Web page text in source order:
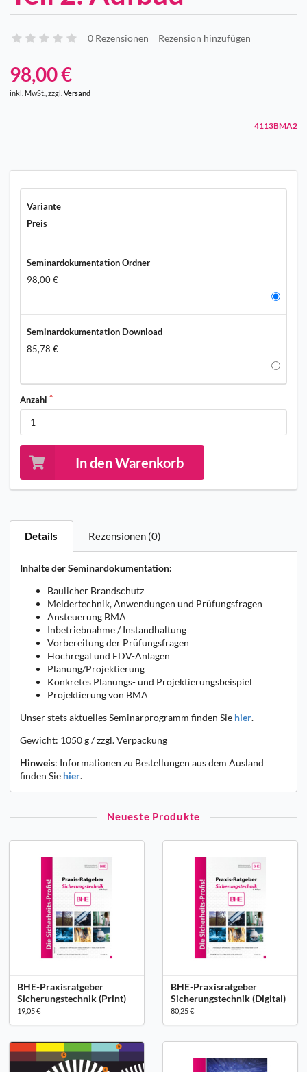
0 Rezensionen Rezension hinzufügen
98,00 €
inkl. MwSt., zzgl. Versand
4113BMA2
Variante
Preis
Seminardokumentation Ordner
98,00 €
Seminardokumentation Download
85,78 €
Anzahl
In den Warenkorb
Details Rezensionen (0)
Inhalte der Seminardokumentation:
Baulicher Brandschutz
Meldertechnik, Anwendungen und Prüfungsfragen
Ansteuerung BMA
Inbetriebnahme / Instandhaltung
Vorbereitung der Prüfungsfragen
Hochregal und EDV-Anlagen
Planung/Projektierung
Konkretes Planungs- und Projektierungsbeispiel
Projektierung von BMA
Unser stets aktuelles Seminarprogramm finden Sie hier.
Gewicht: 1050 g / zzgl. Verpackung
Hinweis: Informationen zu Bestellungen aus dem Ausland
finden Sie hier.
Neueste Produkte
BHE-Praxisratgeber
Sicherungstechnik (Print)
19,05 €
BHE-Praxisratgeber
Sicherungstechnik (Digital)
80,25 €